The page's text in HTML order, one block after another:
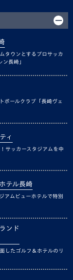
タウンとするプロサッカ
ン長崎」
ボールクラブ「長崎ヴェ
ィ
サッカースタジアムを中
テル長崎
アムビューホテルで特別
ンド
したゴルフ＆ホテルのリ